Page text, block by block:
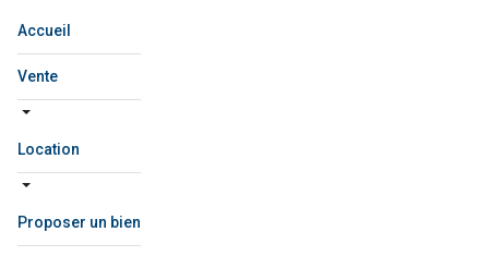
Accueil
Vente
Location
Proposer un bien